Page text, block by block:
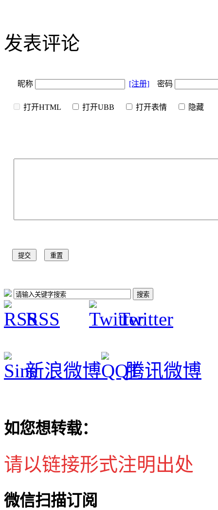
发表评论
昵称 [注册] 密码
打开HTML 打开UBB 打开表情 隐
RSS Twitter
新浪微博 腾讯微博
如您想转载：
请以链接形式注明出处
微信扫描订阅